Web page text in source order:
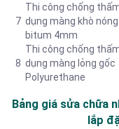
7
Thi công chống
dụng màng khò
bitum 4mm
8
Thi công chống
dụng màng lỏng gốc
Polyurethane
Bảng giá sửa chữa
lắp